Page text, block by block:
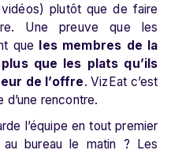
plutôt que de faire
Une preuve que les
que les membres de la
que les plats qu’ils
de l’offre. VizEat c’est
rencontre.
l’équipe en tout premier
au bureau le matin ? Les